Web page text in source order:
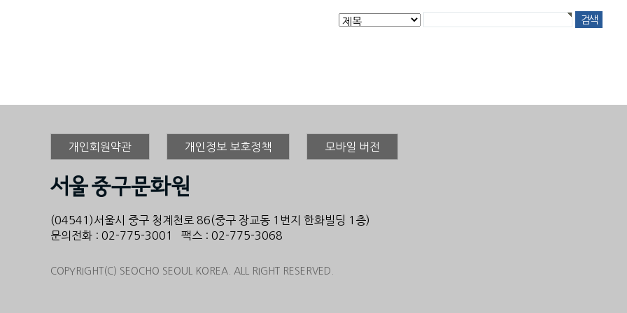
개인회원약관 개인정보 보호정책 모바일 버전
(04541)서울시 중구 청계천로 86(중구 장교동 1번지 한화빌딩 1층)
문의전화 : 02-775-3001 팩스 : 02-775-3068
COPYRIGHT(C) SEOCHO SEOUL KOREA. ALL RIGHT RESERVED.